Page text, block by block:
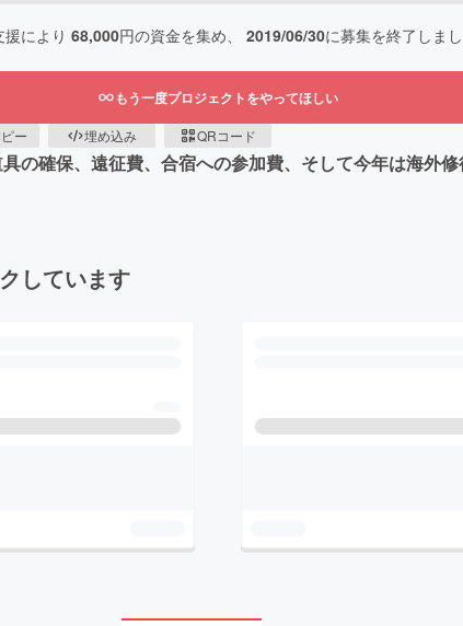
援により 68,000円の資金を集め、 2019/06/30に募集を終了しま
もう一度プロジェクトをやってほしい
ー 埋め込み QRコード
の確保、遠征費、合宿への参加費、そして今年は海外
しています